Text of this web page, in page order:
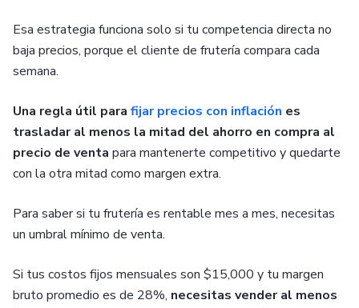
Esa estrategia funciona solo si tu competencia directa no
baja precios, porque el cliente de frutería compara cada
semana.
Una regla útil para fijar precios con inflación es
trasladar al menos la mitad del ahorro en compra al
precio de venta para mantenerte competitivo y quedarte
con la otra mitad como margen extra.
Para saber si tu frutería es rentable mes a mes, necesitas
un umbral mínimo de venta.
Si tus costos fijos mensuales son $15,000 y tu margen
bruto promedio es de 28%, necesitas vender al menos